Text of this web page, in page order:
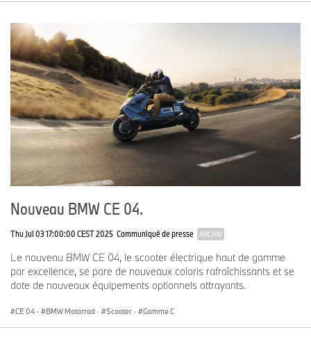
Nouveau BMW CE 04.
Thu Jul 03 17:00:00 CEST 2025 Communiqué de presse ARCHIV
Le nouveau BMW CE 04, le scooter électrique haut de gamme
par excellence, se pare de nouveaux coloris rafraîchissants et se
dote de nouveaux équipements optionnels attrayants.
CE 04 · BMW Motorrad · Scooter · Gamme C